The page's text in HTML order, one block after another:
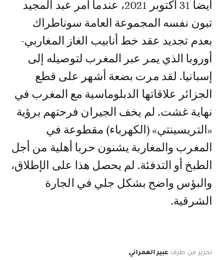
أيضا 31 أكتوبر 2021، عندما أمر عبد المجيد
تبون نفسه المجموعة العامة سوناطراك
بعدم تجديد عقد خط أنابيب الغاز المغاربي-
أوروبا الذي يمر عبر المغرب لتوصيله إلى
إسبانيا. لقد مرت بضعة أشهر على قطع
الجزائر علاقاتها الدبلوماسية مع المغرب في
نهاية غشت. لم يخف الجيران فرحتهم برؤية
«التريسينتي» (الكهرباء) مقطوعة في
المغرب والمغاربة يشنون حربا أهلية من أجل
الطبخ أو التدفئة. لم يحصل هذا على الإطلاق،
والبؤس واضح بشكل جلي في الجارة
الشرقية.
تحرير من طرف عبير العمراني